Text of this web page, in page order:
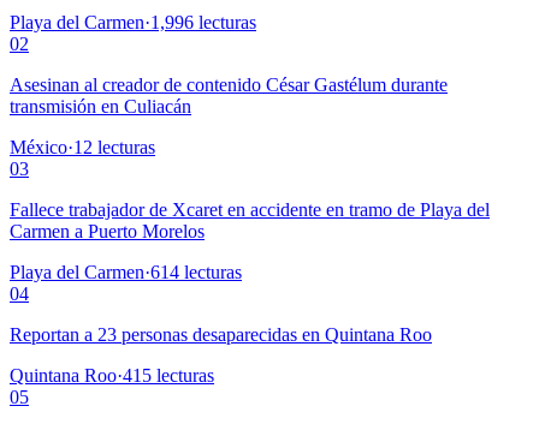
Playa del Carmen·1,996 lecturas
02
Asesinan al creador de contenido César Gastélum durante
transmisión en Culiacán
México·12 lecturas
03
Fallece trabajador de Xcaret en accidente en tramo de Playa del
Carmen a Puerto Morelos
Playa del Carmen·614 lecturas
04
Reportan a 23 personas desaparecidas en Quintana Roo
Quintana Roo·415 lecturas
05